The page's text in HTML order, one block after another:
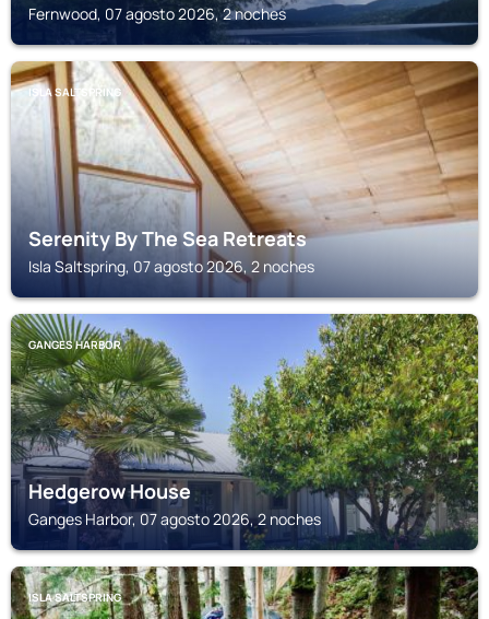
Fernwood, 07 agosto 2026, 2 noches
ISLA SALTSPRING
Serenity By The Sea Retreats
Isla Saltspring, 07 agosto 2026, 2 noches
GANGES HARBOR
Hedgerow House
Ganges Harbor, 07 agosto 2026, 2 noches
ISLA SALTSPRING